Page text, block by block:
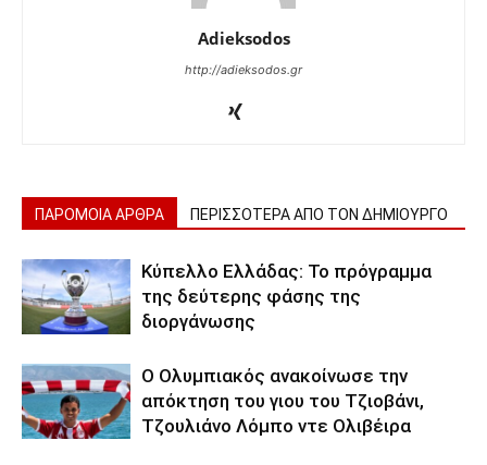
Adieksodos
http://adieksodos.gr
ΠΑΡΟΜΟΙΑ ΑΡΘΡΑ ΠΕΡΙΣΣΟΤΕΡΑ ΑΠΟ ΤΟΝ ΔΗΜΙΟΥΡΓΟ
Κύπελλο Ελλάδας: Το πρόγραμμα
της δεύτερης φάσης της
διοργάνωσης
Ο Ολυμπιακός ανακοίνωσε την
απόκτηση του γιου του Τζιοβάνι,
Τζουλιάνο Λόμπο ντε Ολιβέιρα